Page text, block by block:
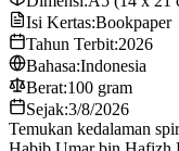
Isi Kertas:Bookpaper
Tahun Terbit:2026
Bahasa:Indonesia
Berat:100 gram
Sejak:3/8/2026
Temukan kedalaman